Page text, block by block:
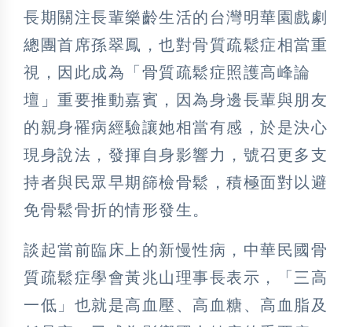
長期關注長輩樂齡生活的台灣明華園戲劇
總團首席孫翠鳳，也對骨質疏鬆症相當重
視，因此成為「骨質疏鬆症照護高峰論
壇」重要推動嘉賓，因為身邊長輩與朋友
的親身罹病經驗讓她相當有感，於是決心
現身說法，發揮自身影響力，號召更多支
持者與民眾早期篩檢骨鬆，積極面對以避
免骨鬆骨折的情形發生。
談起當前臨床上的新慢性病，中華民國骨
質疏鬆症學會黃兆山理事長表示，「三高
一低」也就是高血壓、高血糖、高血脂及